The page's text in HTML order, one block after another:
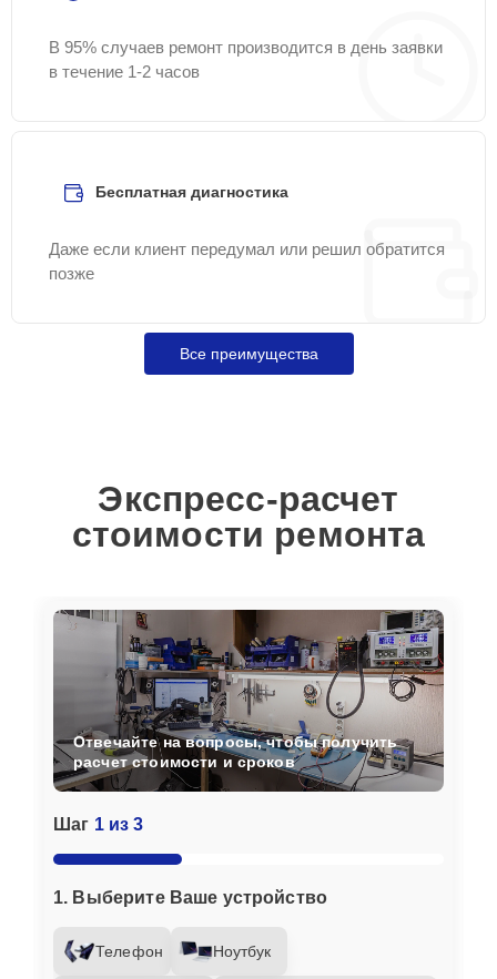
В 95% случаев ремонт производится в день заявки
в течение 1-2 часов
Бесплатная диагностика
Даже если клиент передумал или решил обратится
позже
Все преимущества
Экспресс-расчет
стоимости ремонта
Шаг 1 из 3
1. Выберите Ваше устройство
Телефон Ноутбук
Отвечайте на вопросы, чтобы получить
расчет стоимости и сроков